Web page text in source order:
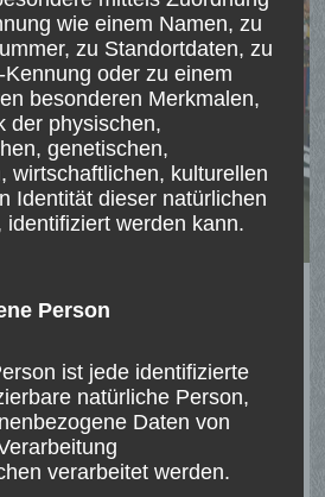
Gilde verteilt
dem St. Nikolaustag, besuchte
Kessel …
wie einem Namen, zu
zu Standortdaten, zu
oder zu einem
besonderen Merkmalen,
der physischen,
genetischen,
wirtschaftlichen, kulturellen
Identität dieser natürlichen
identifiziert werden kann.
Person
ist jede identifizierte
natürliche Person,
Daten von
verarbeitet werden.